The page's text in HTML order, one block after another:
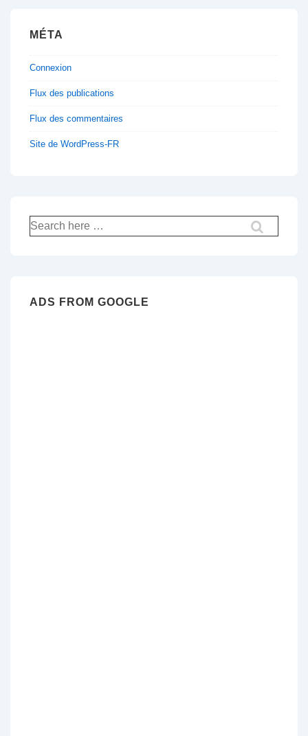
MÉTA
Connexion
Flux des publications
Flux des commentaires
Site de WordPress-FR
Recherche
pour:
ADS FROM GOOGLE